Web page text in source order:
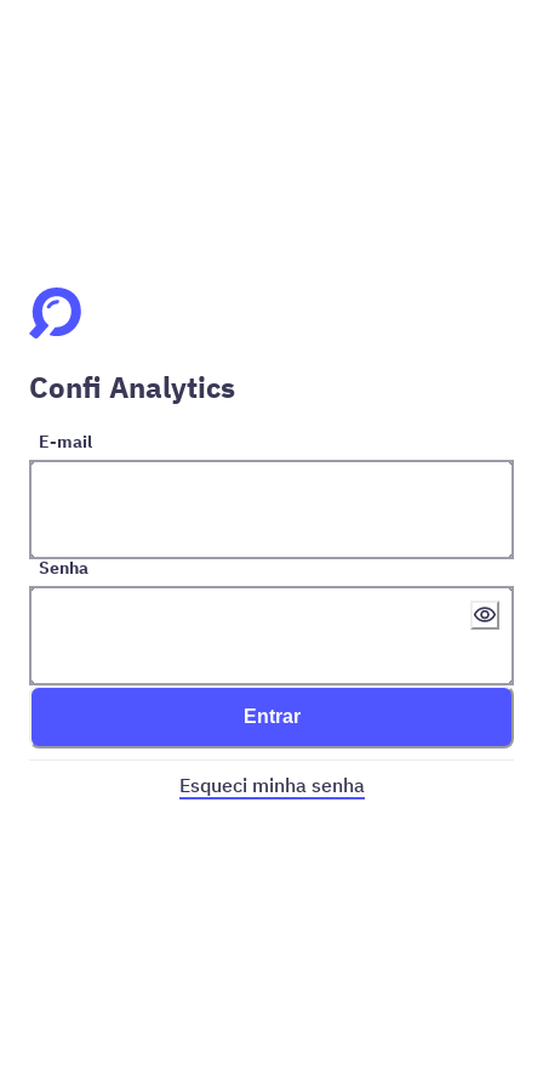
Confi Analytics
E-mail
Senha
Entrar
Esqueci minha senha